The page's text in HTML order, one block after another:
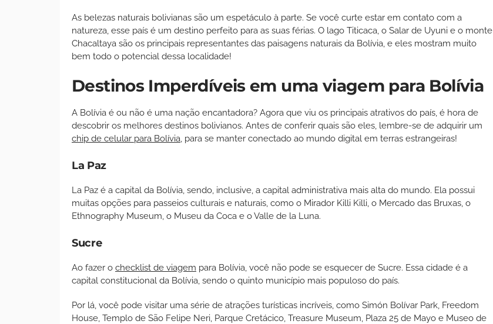
As belezas naturais bolivianas são um espetáculo à parte. Se você curte estar em contato com a
natureza, esse país é um destino perfeito para as suas férias. O lago Titicaca, o Salar de Uyuni e o monte
Chacaltaya são os principais representantes das paisagens naturais da Bolívia, e eles mostram muito
bem todo o potencial dessa localidade!
Destinos Imperdíveis em uma viagem para Bolívia
A Bolívia é ou não é uma nação encantadora? Agora que viu os principais atrativos do país, é hora de
descobrir os melhores destinos bolivianos. Antes de conferir quais são eles, lembre-se de adquirir um
chip de celular para Bolívia, para se manter conectado ao mundo digital em terras estrangeiras!
La Paz
La Paz é a capital da Bolívia, sendo, inclusive, a capital administrativa mais alta do mundo. Ela possui
muitas opções para passeios culturais e naturais, como o Mirador Killi Killi, o Mercado das Bruxas, o
Ethnography Museum, o Museu da Coca e o Valle de la Luna.
Sucre
Ao fazer o checklist de viagem para Bolívia, você não pode se esquecer de Sucre. Essa cidade é a
capital constitucional da Bolívia, sendo o quinto município mais populoso do país.
Por lá, você pode visitar uma série de atrações turísticas incríveis, como Simón Bolívar Park, Freedom
House, Templo de São Felipe Neri, Parque Cretácico, Treasure Museum, Plaza 25 de Mayo e Museo de